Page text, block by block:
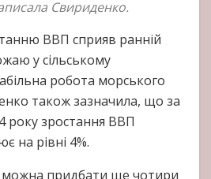
Свириденко.
ВВП сприяв ранній
у сільському
робота морського
також зазначила, що за
року зростання ВВП
на рівні 4%.
можна придбати ще чотири